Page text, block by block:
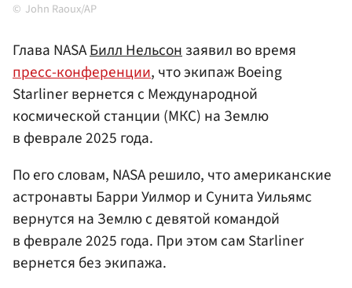
John Raoux/AP
Глава NASAБилл Нельсонзаявил во время
пресс-конференции, что экипаж Boeing
Starliner вернется с Международной
космической станции (МКС) на Землю
в феврале 2025 года.
По его словам, NASA решило, что американские
астронавты Барри Уилмор и Сунита Уильямс
вернутся на Землю с девятой командой
в феврале 2025 года. При этом сам Starliner
вернется без экипажа.